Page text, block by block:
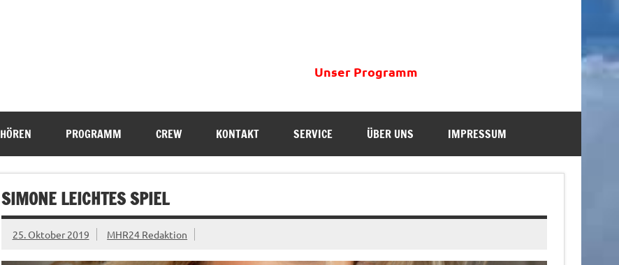
Unser Programm
HÖREN PROGRAMM CREW KONTAKT SERVICE ÜBER UNS IMPRESSUM
SIMONE LEICHTES SPIEL
25. Oktober 2019 MHR24 Redaktion